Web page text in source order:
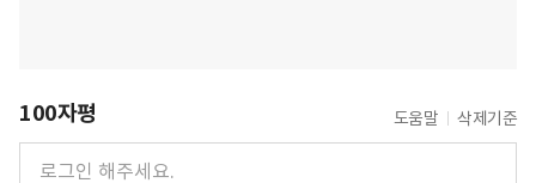
100자평 도움말 삭제기준